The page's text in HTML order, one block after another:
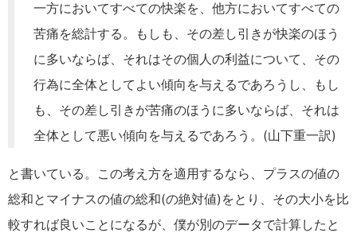
一方においてすべての快楽を、他方においてすべての
苦痛を総計する。もしも、その差し引きが快楽のほう
に多いならば、それはその個人の利益について、その
行為に全体としてよい傾向を与えるであろうし、もし
も、その差し引きが苦痛のほうに多いならば、それは
全体として悪い傾向を与えるであろう。(山下重一訳)
と書いている。この考え方を適用するなら、プラスの値の
総和とマイナスの値の総和(の絶対値)をとり、その大小を比
較すれば良いことになるが、僕が別のデータで計算したと